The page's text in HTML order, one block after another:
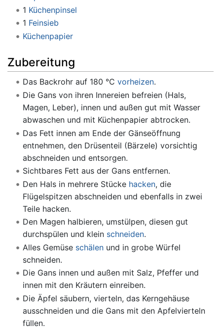
1 Küchenpinsel
1 Feinsieb
Küchenpapier
Zubereitung
Das Backrohr auf 180 °C vorheizen.
Die Gans von ihren Innereien befreien (Hals,
Magen, Leber), innen und außen gut mit Wasser
abwaschen und mit Küchenpapier abtrocken.
Das Fett innen am Ende der Gänseöffnung
entnehmen, den Drüsenteil (Bärzele) vorsichtig
abschneiden und entsorgen.
Sichtbares Fett aus der Gans entfernen.
Den Hals in mehrere Stücke hacken, die
Flügelspitzen abschneiden und ebenfalls in zwei
Teile hacken.
Den Magen halbieren, umstülpen, diesen gut
durchspülen und klein schneiden.
Alles Gemüse schälenund in grobe Würfel
schneiden.
Die Gans innen und außen mit Salz, Pfeffer und
innen mit den Kräutern einreiben.
Die Äpfel säubern, vierteln, das Kerngehäuse
ausschneiden und die Gans mit den Apfelvierteln
füllen.